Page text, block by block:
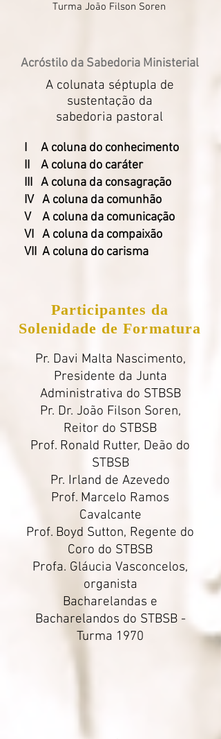
Turma João Filson Soren
Acróstilo da Sabedoria Ministerial
A colunata séptupla de
sustentação da
sabedoria pastoral
I A coluna do conhecimento
II A coluna do caráter
III A coluna da consagração
IV A coluna da comunhão
V A coluna da comunicação
VI A coluna da compaixão
VII A coluna do carisma
Participantes da
Solenidade de Formatura
Pr. Davi Malta Nascimento,
Presidente da Junta
Administrativa do STBSB
Pr. Dr. João Filson Soren,
Reitor do STBSB
Prof. Ronald Rutter, Deão do
STBSB
Pr. Irland de Azevedo
Prof. Marcelo Ramos
Cavalcante
Prof. Boyd Sutton, Regente do
Coro do STBSB
Profa. Gláucia Vasconcelos,
organista
Bacharelandas e
Bacharelandos do STBSB -
Turma 1970